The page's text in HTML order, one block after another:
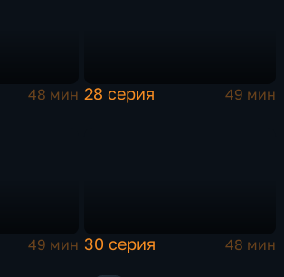
48 мин 28 серия 49 мин
49 мин 30 серия 48 мин